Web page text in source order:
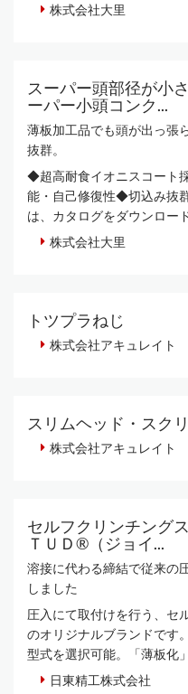
株式会社大里
スーパー頭部径が小
ーパー小頭コンク...
薄板加工品でも頭が出っ張
抜群。
◆超高耐食イオニスコート
能・自己修復性◆切込み抜
は、カタログをダウンロー
株式会社大里
トツプラねじ
株式会社アキュレイト
スリムヘッド・スク
株式会社アキュレイト
セルフクリンチング
ＴＵＤ®（ジョイ...
溶接に代わる締結で従来の
しました
圧入にて取付けを行う、セ
のオリジナルブランドです
型式を選択可能。「薄板化
日東精工株式会社